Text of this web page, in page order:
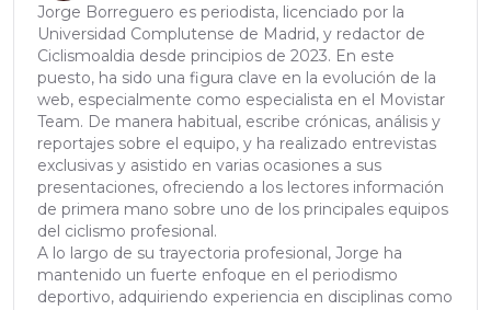
Jorge Borreguero es periodista, licenciado por la
Universidad Complutense de Madrid, y redactor de
Ciclismoaldia desde principios de 2023. En este
puesto, ha sido una figura clave en la evolución de la
web, especialmente como especialista en el Movistar
Team. De manera habitual, escribe crónicas, análisis y
reportajes sobre el equipo, y ha realizado entrevistas
exclusivas y asistido en varias ocasiones a sus
presentaciones, ofreciendo a los lectores información
de primera mano sobre uno de los principales equipos
del ciclismo profesional.
A lo largo de su trayectoria profesional, Jorge ha
mantenido un fuerte enfoque en el periodismo
deportivo, adquiriendo experiencia en disciplinas como